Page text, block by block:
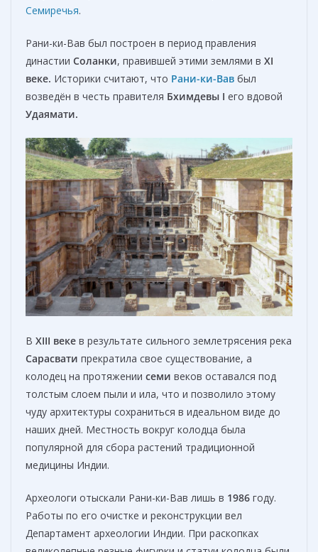
Семиречья.
Рани-ки-Вав был построен в период правления
династии Соланки, правившей этими землями в XI
веке. Историки считают, что Рани-ки-Вав был
возведён в честь правителя Бхимдевы I его вдовой
Удаямати.
В XIII веке в результате сильного землетрясения река
Сарасвати прекратила свое существование, а
колодец на протяжении семи веков оставался под
толстым слоем пыли и ила, что и позволило этому
чуду архитектуры сохраниться в идеальном виде до
наших дней. Местность вокруг колодца была
популярной для сбора растений традиционной
медицины Индии.
Археологи отыскали Рани-ки-Вав лишь в 1986 году.
Работы по его очистке и реконструкции вел
Департамент археологии Индии. При раскопках